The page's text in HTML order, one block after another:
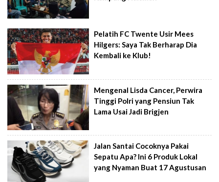
Pelatih FC Twente Usir Mees
Hilgers: Saya Tak Berharap Dia
Kembali ke Klub!
Mengenal Lisda Cancer, Perwira
Tinggi Polri yang Pensiun Tak
Lama Usai Jadi Brigjen
Jalan Santai Cocoknya Pakai
Sepatu Apa? Ini 6 Produk Lokal
yang Nyaman Buat 17 Agustusan